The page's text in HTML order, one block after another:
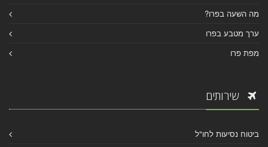
מה השעה בפרו?
ערך מטבע בפרו
מפת פרו
שירותים
ביטוח נסיעות לחו"ל